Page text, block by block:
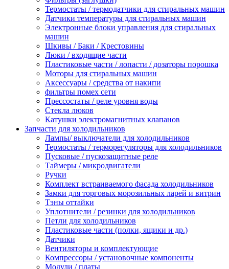
Термостаты / термодатчики для стиральных машин
Датчики температуры для стиральных машин
Электронные блоки управления для стиральных
машин
Шкивы / Баки / Крестовины
Люки / входящие части
Пластиковые части / лопасти / дозаторы порошка
Моторы для стиральных машин
Аксессуары / средства от накипи
фильтры помех сети
Прессостаты / реле уровня воды
Стекла люков
Катушки электромагнитных клапанов
Запчасти для холодильников
Лампы/ выключатели для холодильников
Термостаты / терморегуляторы для холодильников
Пусковые / пускозащитные реле
Таймеры / микродвигатели
Ручки
Комплект встраиваемого фасада холодильников
Замки для торговых морозильных ларей и витрин
Тэны оттайки
Уплотнители / резинки для холодильников
Петли для холодильников
Пластиковые части (полки, ящики и др.)
Датчики
Вентиляторы и комплектующие
Компрессоры / установочные компоненты
Модули / платы